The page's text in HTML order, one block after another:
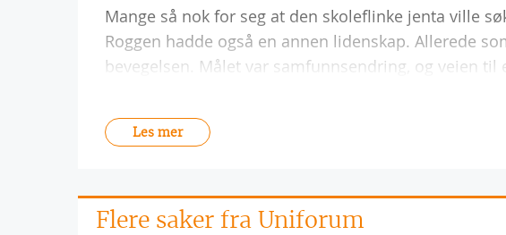
Mange så nok for seg at den skoleflinke jenta ville
Roggen hadde også en annen lidenskap. Allerede
bevegelsen. Målet var samfunnsendring, og veien til
Les mer
Flere saker fra Uniforum